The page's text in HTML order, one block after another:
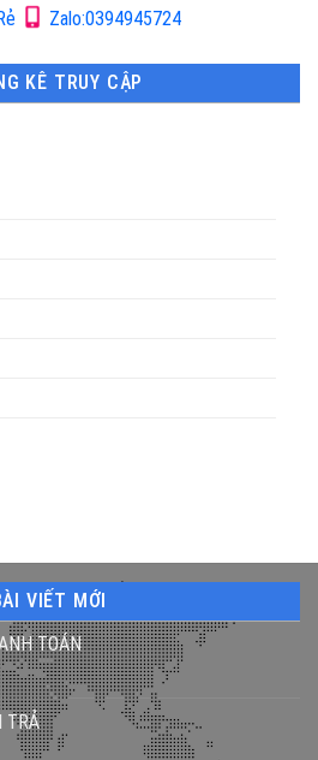
Zalo:0394945724
KÊ TRUY CẬP
VIẾT MỚI
TOÁN
TRẢ